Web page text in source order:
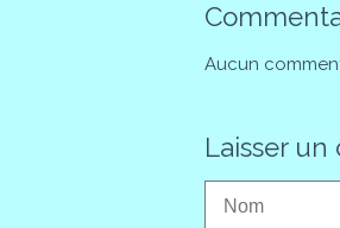
Aucun
Laisser